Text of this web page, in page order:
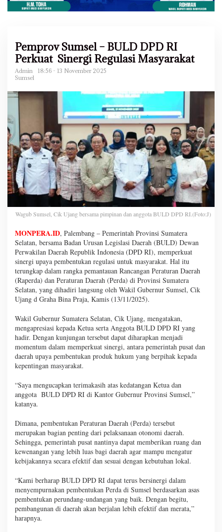
Pemprov Sumsel – BULD DPD RI
Perkuat Sinergi Regulasi Masyarakat
Admin
18:56 - 13 November 2025
Sumsel
Wagub Sumsel, Cik Ujang bersama pimpinan dan anggota BULD DPD RI.(Foto:J)
MONPERA.ID, Palembang – Pemerintah Provinsi Sumatera
Selatan, bersama Badan Urusan Legislasi Daerah (BULD) Dewan
Perwakilan Daerah Republik Indonesia (DPD RI), memperkuat
sinergi upaya pembentukan regulasi untuk masyarakat. Hal itu
terungkap dalam rangka pemantauan Rancangan Peraturan Daerah
(Raperda) dan Peraturan Daerah (Perda) di Provinsi Sumatera
Selatan, yang dihadiri langsung oleh Wakil Gubernur Sumsel, Cik
Ujang d Graha Bina Praja, Kamis (13/11/2025).
Wakil Gubernur Sumatera Selatan, Cik Ujang, mengatakan,
mengapresiasi kepada Ketua serta Anggota BULD DPD RI yang
hadir. Dengan kunjungan tersebut dapat diharapkan menjadi
momentum dalam memperkuat sinergi, antara pemerintah pusat dan
daerah upaya pembentukan produk hukum yang berpihak kepada
kepentingan masyarakat.
“Saya mengucapkan terimakasih atas kedatangan Ketua dan
anggota BULD DPD RI di Kantor Gubernur Provinsi Sumsel,”
katanya.
Dimana, pembentukan Peraturan Daerah (Perda) tersebut
merupakan bagian penting dari pelaksanaan otonomi daerah.
Sehingga, pemerintah pusat nantinya dapat memberikan ruang dan
kewenangan yang lebih luas bagi daerah agar mampu mengatur
kebijakannya secara efektif dan sesuai dengan kebutuhan lokal.
“Kami berharap BULD DPD RI dapat terus bersinergi dalam
menyempurnakan pembentukan Perda di Sumsel berdasarkan asas
pembentukan perundang-undangan yang baik. Dengan begitu,
pembangunan di daerah akan berjalan lebih efektif dan merata,”
harapnya.